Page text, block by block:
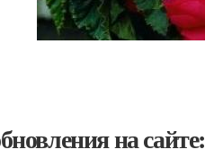
на сайте: